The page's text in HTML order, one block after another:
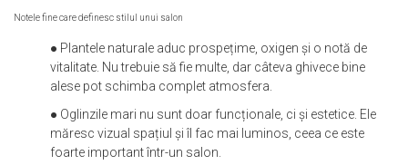
Notele fine care definesc stilul unui salon
● Plantele naturale aduc prospețime, oxigen și o notă de
vitalitate. Nu trebuie să fie multe, dar câteva ghivece bine
alese pot schimba complet atmosfera.
● Oglinzile mari nu sunt doar funcționale, ci și estetice. Ele
măresc vizual spațiul și îl fac mai luminos, ceea ce este
foarte important într-un salon.